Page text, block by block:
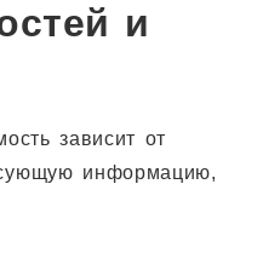
и
зависит от
информацию,